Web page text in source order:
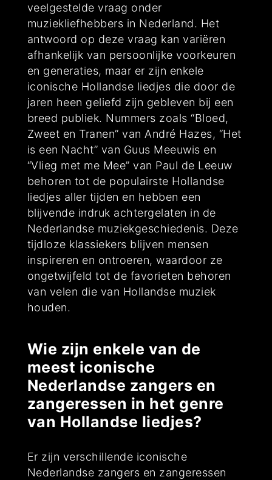
veelgestelde vraag onder
muziekliefhebbers in Nederland. Het
antwoord op deze vraag kan variëren
afhankelijk van persoonlijke voorkeuren
en generaties, maar er zijn enkele
iconische Hollandse liedjes die door de
jaren heen geliefd zijn gebleven bij een
breed publiek. Nummers zoals “Bloed,
Zweet en Tranen” van André Hazes, “Het
is een Nacht” van Guus Meeuwis en
“Vlieg met me Mee” van Paul de Leeuw
behoren tot de populairste Hollandse
liedjes aller tijden en hebben een
blijvende indruk achtergelaten in de
Nederlandse muziekgeschiedenis. Deze
tijdloze klassiekers blijven mensen
inspireren en ontroeren, waardoor ze
ongetwijfeld tot de favorieten behoren
van velen die van Hollandse muziek
houden.
Wie zijn enkele van de
meest iconische
Nederlandse zangers en
zangeressen in het genre
van Hollandse liedjes?
Er zijn verschillende iconische
Nederlandse zangers en zangeressen